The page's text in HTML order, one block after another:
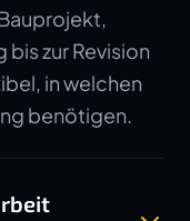
zur Revision
in welchen
benötigen.